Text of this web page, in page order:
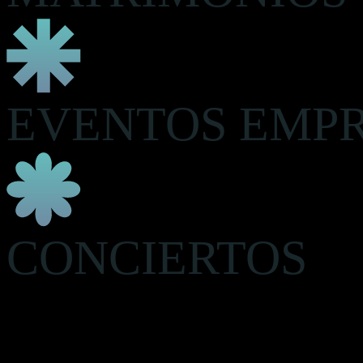
EVENTOS
CONCIERTOS